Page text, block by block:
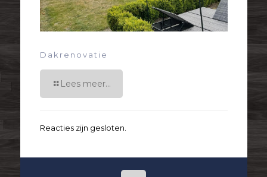
Dakrenovatie
Lees meer...
Reacties zijn gesloten.